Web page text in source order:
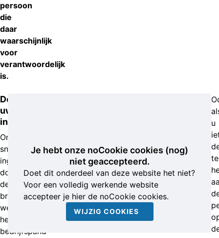
persoon
die
daar
waarschijnlijk
voor
verantwoordelijk
is.
Deel
uw
informatie
Ondanks
snel
ingrijpen
door
de
brandweer
werd
het
bedrijfspand
Je hebt onze noCookie cookies (nog)
niet geaccepteerd.
Doet dit onderdeel van deze website het niet?
Voor een volledig werkende website
accepteer je hier de noCookie cookies.
WIJZIG COOKIES
u
te